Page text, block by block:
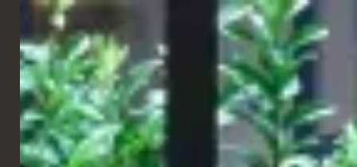
FRANÇAIS
CHAINES
KFC
Liverpool, Royaume-Uni